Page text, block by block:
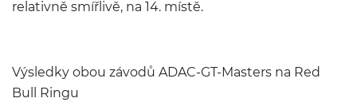
relativně smířlivě, na 14. místě.
Výsledky obou závodů ADAC-GT-Masters na Red
Bull Ringu